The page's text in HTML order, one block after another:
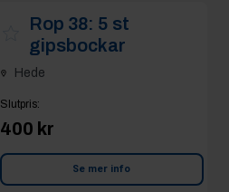
Rop 38: 5 st
gipsbockar
Hede
Slutpris:
400 kr
Se mer info